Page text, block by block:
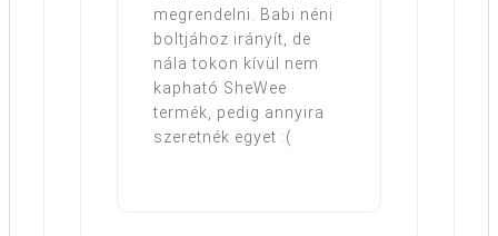
megrendelni. Babi néni
boltjához irányít, de
nála tokon kívül nem
kapható SheWee
termék, pedig annyira
szeretnék egyet :(